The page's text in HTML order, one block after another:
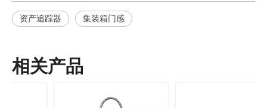
资产追踪器 集装箱门感
相关产品